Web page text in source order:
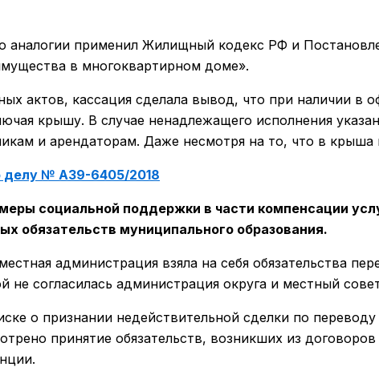
аналогии применил Жилищный кодекс РФ и
в многоквартирном доме».
актов, кассация сделала вывод, что при наличии
крышу. В случае ненадлежащего исполнения
и арендаторам. Даже несмотря на то, что в
делу № А39-6405/2018
социальной поддержки в части компенсации
обязательств муниципального образования.
администрация взяла на себя обязательства
не согласилась администрация округа и местный
о признании недействительной сделки по
принятие обязательств, возникших из